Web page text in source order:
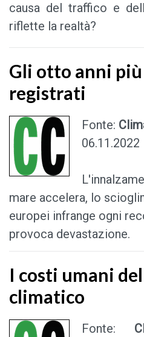
causa del traffico e
riflette la realtà?
Gli otto anni
registrati
Fonte:
06.11.2022
mare accelera, lo
europei infrange ogni
provoca devastazione.
I costi umani
climatico
Fonte: